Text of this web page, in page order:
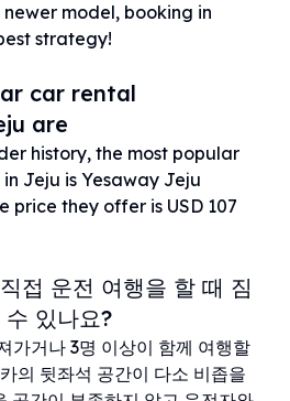
model, booking in
strategy!
car rental
are
history, the most popular
Jeju is Yesaway Jeju
price they offer is USD 107
접 운전 여행을 할 때 짐
있나요?
가거나 3명 이상이 함께 여행할
의 뒷좌석 공간이 다소 비좁을